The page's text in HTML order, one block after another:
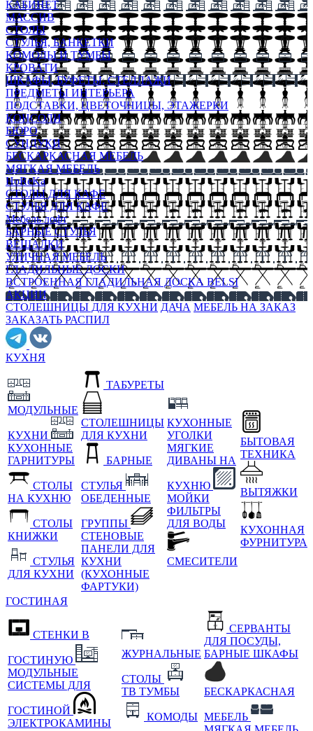
КАБИНЕТ
МАССИВ
СТОЛЫ
СТУЛЬЯ, БАНКЕТКИ
КОМОДЫ И ТУМБЫ
КРОВАТИ
ШКАФЫ, БУФЕТЫ, СТЕЛЛАЖИ
ПРЕДМЕТЫ ИНТЕРЬЕРА
ПОДСТАВКИ, ЦВЕТОЧНИЦЫ, ЭТАЖЕРКИ
КОНСОЛИ
БЮРО
СУНДУКИ
БЕСКАРКАСНАЯ МЕБЕЛЬ
МЯГКАЯ МЕБЕЛЬ
HoReKa
СТОЛЫ ДЛЯ КАФЕ
СТУЛЬЯ ДЛЯ КАФЕ
Мебель лофт
БАРНЫЕ СТУЛЬЯ
ВЕШАЛКИ
УЛИЧНАЯ МЕБЕЛЬ
ГЛАДИЛЬНЫЕ ДОСКИ
ВСТРОЕННАЯ ГЛАДИЛЬНАЯ ДОСКА BELSI
АКЦИИ
СТОЛЕШНИЦЫ ДЛЯ КУХНИ ДАЧА МЕБЕЛЬ НА ЗАКАЗ
ЗАКАЗАТЬ РАСПИЛ
КУХНЯ
МОДУЛЬНЫЕ
КУХНИ
КУХОННЫЕ
ГАРНИТУРЫ
СТОЛЫ
НА КУХНЮ
СТОЛЫ
КНИЖКИ
СТУЛЬЯ
ДЛЯ КУХНИ
ТАБУРЕТЫ
СТОЛЕШНИЦЫ
ДЛЯ КУХНИ
БАРНЫЕ
СТУЛЬЯ
ОБЕДЕННЫЕ
ГРУППЫ
СТЕНОВЫЕ
ПАНЕЛИ ДЛЯ
КУХНИ
(КУХОННЫЕ
ФАРТУКИ)
КУХОННЫЕ
УГОЛКИ
МЯГКИЕ
ДИВАНЫ НА
КУХНЮ
МОЙКИ
ФИЛЬТРЫ
ДЛЯ ВОДЫ
СМЕСИТЕЛИ
БЫТОВАЯ
ТЕХНИКА
ВЫТЯЖКИ
КУХОННАЯ
ФУРНИТУРА
ГОСТИНАЯ
СТЕНКИ В
ГОСТИНУЮ
МОДУЛЬНЫЕ
СИСТЕМЫ ДЛЯ
ГОСТИНОЙ
ЭЛЕКТРОКАМИНЫ
ЖУРНАЛЬНЫЕ
СТОЛЫ
ТВ ТУМБЫ
КОМОДЫ
СЕРВАНТЫ
ДЛЯ ПОСУДЫ,
БАРНЫЕ ШКАФЫ
БЕСКАРКАСНАЯ
МЕБЕЛЬ